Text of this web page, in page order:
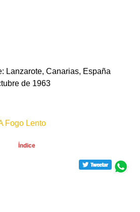
Lanzarote, Canarias, España
de 1963
Fogo Lento